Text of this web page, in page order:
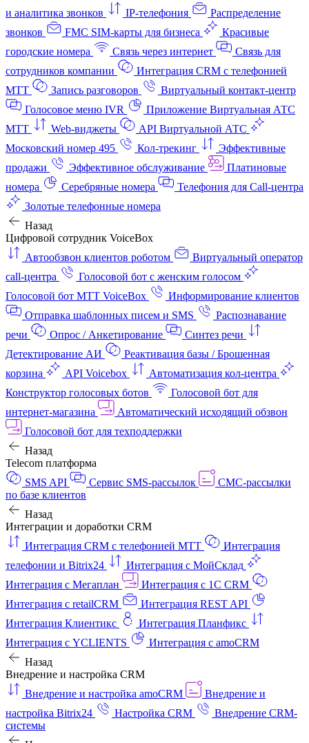
и аналитика звонков
IP-телефония
Распределение
звонков
FMC SIM-карты для бизнеса
Красивые
городские номера
Связь через интернет
Связь для
сотрудников компании
Интеграция CRM с телефонией
МТТ
Запись разговоров
Виртуальный контакт‑центр
Голосовое меню IVR
Приложение Виртуальная АТС
МТТ
Web-виджеты
API Виртуальной АТС
Московский номер 495
Кол-трекинг
Эффективные
продажи
Эффективное обслуживание
Платиновые
номера
Серебряные номера
Телефония для Call-центра
Золотые телефонные номера
Назад
Цифровой сотрудник VoiceBox
Автообзвон клиентов роботом
Виртуальный оператор
call-центра
Голосовой бот с женским голосом
Голосовой бот МТТ VoiceBox
Информирование клиентов
Отправка шаблонных писем и SMS
Распознавание
речи
Опрос / Анкетирование
Синтез речи
Детектирование АИ
Реактивация базы / Брошенная
корзина
API Voicebox
Автоматизация кол‑центра
Конструктор голосовых ботов
Голосовой бот для
интернет‑магазина
Автоматический исходящий обзвон
Голосовой бот для техподдержки
Назад
Telecom платформа
SMS API
Сервис SMS-рассылок
СМС-рассылки
по базе клиентов
Назад
Интеграции и доработки CRM
Интеграция CRM с телефонией МТТ
Интеграция
телефонии и Bitrix24
Интеграция с МойСклад
Интеграция с Мегаплан
Интеграция с 1C CRM
Интеграция с retailCRM
Интеграция REST API
Интеграция Клиентикс
Интеграция Планфикс
Интеграция с YCLIENTS
Интеграция с amoCRM
Назад
Внедрение и настройка CRM
Внедрение и настройка amoCRM
Внедрение и
настройка Bitrix24
Настройка CRM
Внедрение CRM-
системы